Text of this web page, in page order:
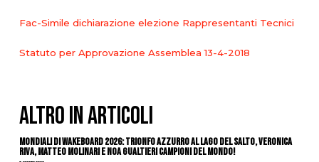
Fac-Simile dichiarazione elezione Rappresentanti Tecnici
Statuto per Approvazione Assemblea 13-4-2018
ALTRO IN ARTICOLI
Mondiali di Wakeboard 2026: trionfo azzurro al Lago del Salto, Veronica
Riva, Matteo Molinari e Noa Gualtieri campioni del mondo!